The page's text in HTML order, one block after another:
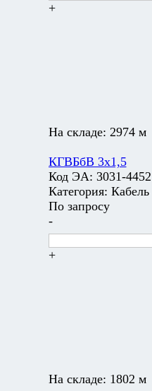
+
На складе: 2974 м
КГВБбВ 3х1,5
Код ЭА: 3031-4452
Категория: Кабель
По запросу
-
+
На складе: 1802 м